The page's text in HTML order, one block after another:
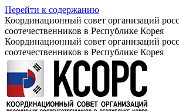
Перейти к содержанию
Координационный совет организаций
соотечественников в Республике Корея
Координационный совет организаций
соотечественников в Республике Корея